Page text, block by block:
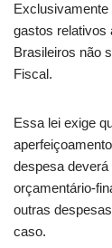
Exclusivamente
gastos relativos
Brasileiros não
Fiscal.
Essa lei exige
despesa
orçamentário-
outras
caso.